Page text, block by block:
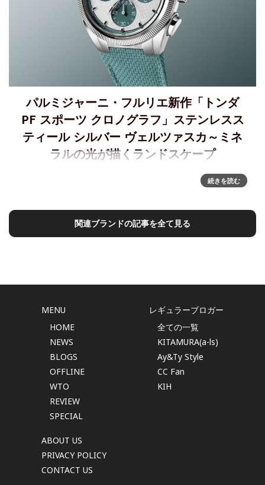
パルミジャーニ・フルリエ新作「トンダ
PF スポーツ クロノグラフ」ステンレスス
ティール シルバー ヴェルツァスカ～ミネ
ラルの光が描くランドスケープ
THE PARMIGIANI FLEURIER COLLECTION～「トンダ PF ス
ポーツ クロノグラフ」ステンレススティール シルバー ヴェ
き変える頃。パル
続きを読む
関連ブランドの記事を全て見る
MENU
HOME
NEWS
BLOGS
OFFLINE
WTO
REVIEW
SPECIAL
ABOUT US
PRIVACY POLICY
CONTACT US
レギュラーブロガー
全ての一覧
KITAMURA(a-ls)
Ay&Ty Style
CC Fan
KIH